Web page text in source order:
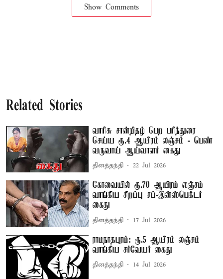
Show Comments
Related Stories
வாரிசு சான்றிதழ் பெற பரிந்துரை
செய்ய ரூ.4 ஆயிரம் லஞ்சம் - பெண்
வருவாய் ஆய்வாளர் கைது
தினத்தந்தி 22 Jul 2026
கோவையில் ரூ.70 ஆயிரம் லஞ்சம்
வாங்கிய சிறப்பு சப்-இன்ஸ்பெக்டர்
கைது
தினத்தந்தி 17 Jul 2026
ராமநாதபுரம்: ரூ.5 ஆயிரம் லஞ்சம்
வாங்கிய சர்வேயர் கைது
தினத்தந்தி 14 Jul 2026